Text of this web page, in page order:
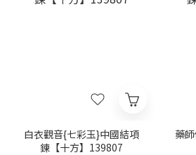
白衣觀音{七彩玉}中國結項
鍊【十方】139807
藥